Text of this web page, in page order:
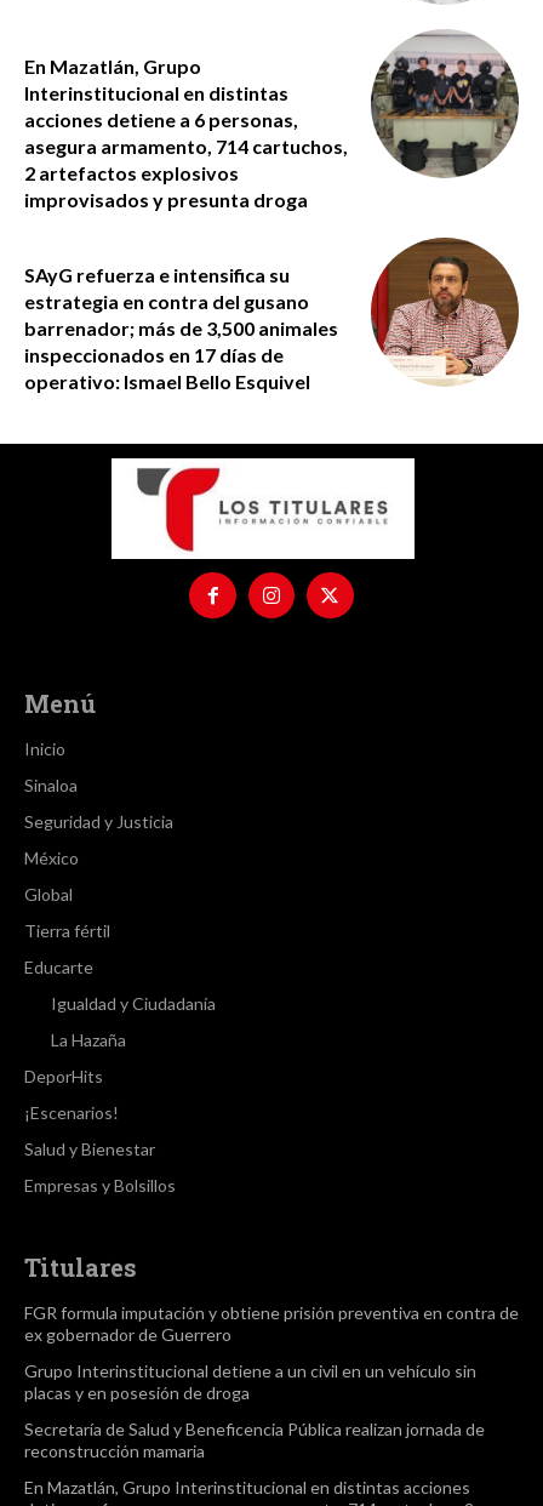
En Mazatlán, Grupo
Interinstitucional en distintas
acciones detiene a 6 personas,
asegura armamento, 714 cartuchos,
2 artefactos explosivos
improvisados y presunta droga
SAyG refuerza e intensifica su
estrategia en contra del gusano
barrenador; más de 3,500 animales
inspeccionados en 17 días de
operativo: Ismael Bello Esquivel
Menú
Inicio
Sinaloa
Seguridad y Justicia
México
Global
Tierra fértil
Educarte
Igualdad y Ciudadanía
La Hazaña
DeporHits
¡Escenarios!
Salud y Bienestar
Empresas y Bolsillos
Titulares
FGR formula imputación y obtiene prisión preventiva en contra de
ex gobernador de Guerrero
Grupo Interinstitucional detiene a un civil en un vehículo sin
placas y en posesión de droga
Secretaría de Salud y Beneficencia Pública realizan jornada de
reconstrucción mamaria
En Mazatlán, Grupo Interinstitucional en distintas acciones